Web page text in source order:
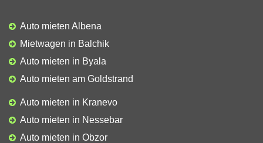
Auto mieten Albena
Mietwagen in Balchik
Auto mieten in Byala
Auto mieten am Goldstrand
Auto mieten in Kranevo
Auto mieten in Nessebar
Auto mieten in Obzor